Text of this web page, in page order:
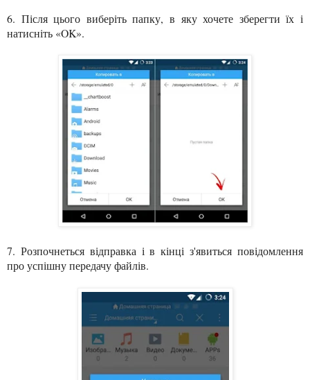
6. Після цього виберіть папку, в яку хочете зберегти їх і
натисніть «OK».
7. Розпочнеться відправка і в кінці з'явиться повідомлення
про успішну передачу файлів.